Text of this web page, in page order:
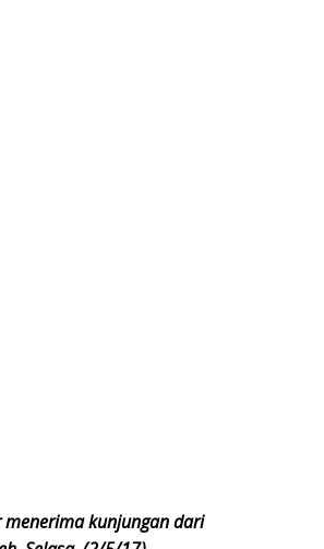
menerima kunjungan dari